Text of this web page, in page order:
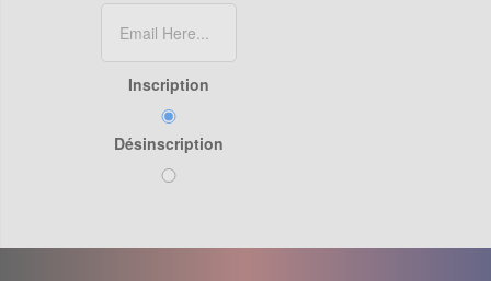
Inscription
Désinscription